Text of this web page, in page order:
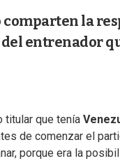
comparten la
entrenador
titular que tenía
de comenzar el
porque era la